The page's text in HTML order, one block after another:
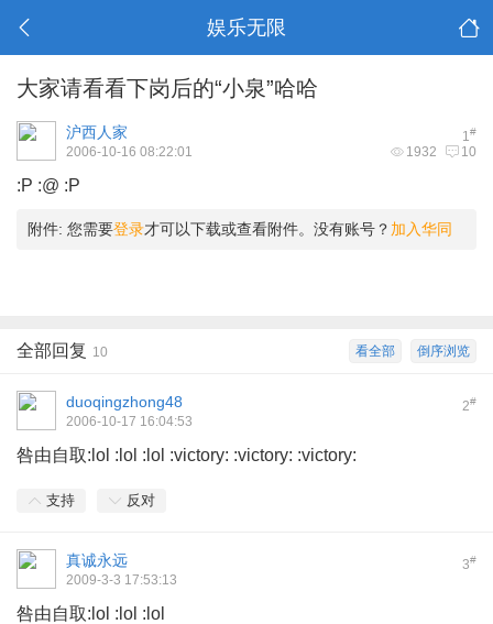
娱乐无限
大家请看看下岗后的“小泉”哈哈
1#
沪西人家
1932 10
2006-10-16 08:22:01
:P :@ :P
附件: 您需要登录才可以下载或查看附件。没有账号？ 加入华同
倒序浏览
看全部
全部回复 10
2#
duoqingzhong48
2006-10-17 16:04:53
咎由自取:lol :lol :lol :victory: :victory: :victory:
支持 反对
3#
真诚永远
2009-3-3 17:53:13
咎由自取:lol :lol :lol